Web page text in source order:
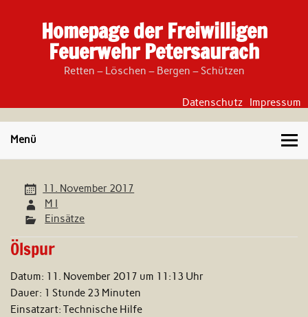
Homepage der Freiwilligen
Feuerwehr Petersaurach
Retten – Löschen – Bergen – Schützen
Datenschutz Impressum
Menü
11. November 2017
M I
Einsätze
Ölspur
Datum: 11. November 2017 um 11:13 Uhr
Dauer: 1 Stunde 23 Minuten
Einsatzart: Technische Hilfe